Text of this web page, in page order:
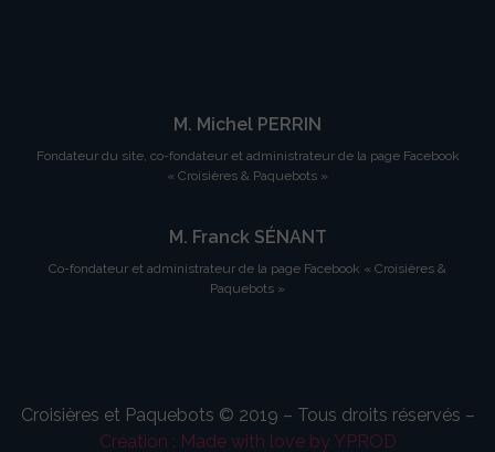
M. Michel PERRIN
Fondateur du site, co-fondateur et administrateur de la page Facebook
« Croisières & Paquebots »
M. Franck SÉNANT
Co-fondateur et administrateur de la page Facebook « Croisières &
Paquebots »
Croisières et Paquebots © 2019 – Tous droits réservés –
Création : Made with love by YPROD